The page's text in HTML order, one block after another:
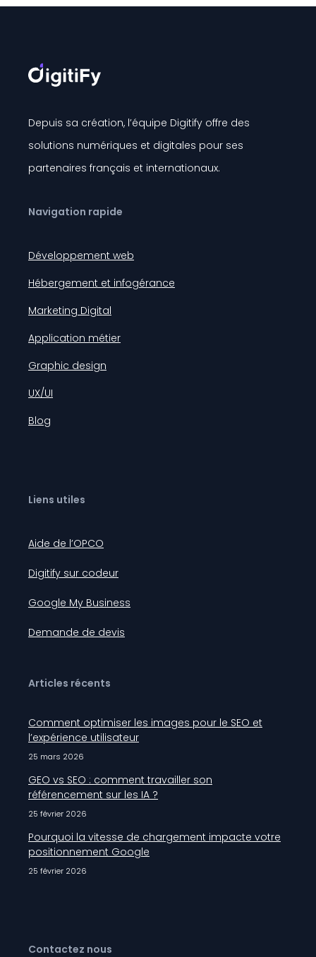
Depuis sa création, l’équipe Digitify offre des
solutions numériques et digitales pour ses
partenaires français et internationaux.
Navigation rapide
Développement web
Hébergement et infogérance
Marketing Digital
Application métier
Graphic design
UX/UI
Blog
Liens utiles
Aide de l’OPCO
Digitify sur codeur
Google My Business
Demande de devis
Articles récents
Comment optimiser les images pour le SEO et
l’expérience utilisateur
25 mars 2026
GEO vs SEO : comment travailler son
référencement sur les IA ?
25 février 2026
Pourquoi la vitesse de chargement impacte votre
positionnement Google
25 février 2026
Contactez nous